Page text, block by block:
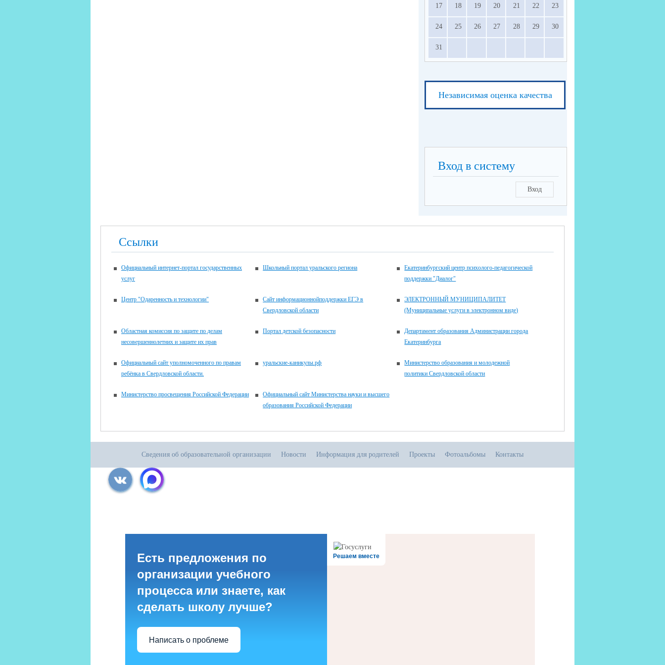
17 18 19 20 21 22 23
24 25 26 27 28 29 30
31
Независимая оценка качества
Вход в систему
Вход
Ссылки
Официальный интернет-портал государственных
услуг
Школьный портал уральского региона
Екатеринбургский центр психолого-педагогической
поддержки "Диалог"
Центр "Одаренность и технологии"
Сайт информационнойподдержки ЕГЭ в
Свердловской области
ЭЛЕКТРОННЫЙ МУНИЦИПАЛИТЕТ
(Муниципальные услуги в электронном виде)
Областная комиссия по защите по делам
несовершеннолетних и защите их прав
Портал детской безопасности
Департамент образования Администрации города
Екатеринбурга
Официальный сайт уполномоченного по правам
ребёнка в Свердловской области.
уральские-каникулы.рф
Министерство образования и молодежной
политики Свердловской области
Министерство просвещения Российской Федерации
Официальный сайт Министерства науки и высшего
образования Российской Федерации
Сведения об образовательной организации Новости Информация для родителей Проекты Фотоальбомы Контакты
Решаем вместе
Есть предложения по
организации учебного
процесса или знаете, как
сделать школу лучше?
Написать о проблеме